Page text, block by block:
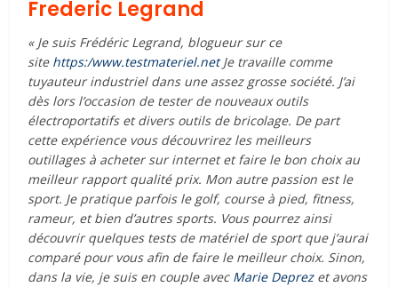
Frederic Legrand
« Je suis Frédéric Legrand, blogueur sur ce
site https:/www.testmateriel.netJe travaille comme
tuyauteur industriel dans une assez grosse société. J’ai
dès lors l’occasion de tester de nouveaux outils
électroportatifs et divers outils de bricolage. De part
cette expérience vous découvrirez les meilleurs
outillages à acheter sur internet et faire le bon choix au
meilleur rapport qualité prix. Mon autre passion est le
sport. Je pratique parfois le golf, course à pied, fitness,
rameur, et bien d’autres sports. Vous pourrez ainsi
découvrir quelques tests de matériel de sport que j’aurai
comparé pour vous afin de faire le meilleur choix. Sinon,
dans la vie, je suis en couple avec Marie Deprezet avons